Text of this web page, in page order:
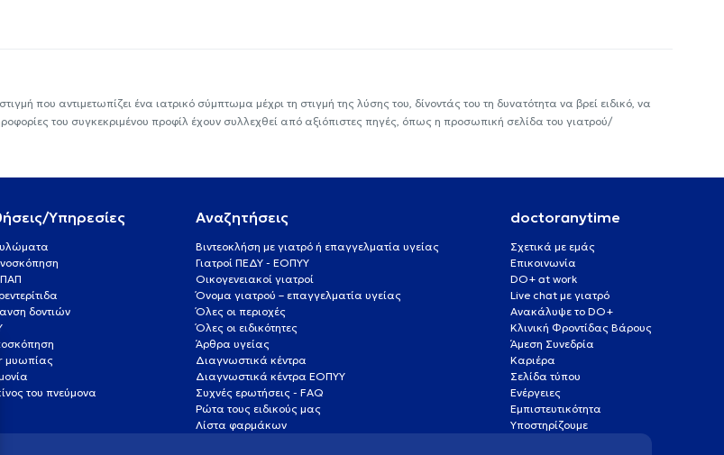
που αντιμετωπίζει ένα ιατρικό σύμπτωμα μέχρι τη στιγμή της λύσης του, δίνοντάς του τη δυνατότητα να βρεί ειδικό, να
του συγκεκριμένου προφίλ έχουν συλλεχθεί από αξιόπιστες πηγές, όπως η προσωπική σελίδα του γιατρού/
Υπηρεσίες
ΠΑΠ
δοντιών
μυωπίας
του πνεύμονα
Αναζητήσεις
Βιντεοκλήση με γιατρό ή επαγγελματία υγείας
Γιατροί ΠΕΔΥ - ΕΟΠΥΥ
Οικογενειακοί γιατροί
Όνομα γιατρού – επαγγελματία υγείας
Όλες οι περιοχές
Όλες οι ειδικότητες
Άρθρα υγείας
Διαγνωστικά κέντρα
Διαγνωστικά κέντρα ΕΟΠΥΥ
Συχνές ερωτήσεις - FAQ
Ρώτα τους ειδικούς μας
Λίστα φαρμάκων
doctoranytime
Σχετικά με εμάς
Επικοινωνία
DO+ at work
Live chat με γιατρό
Ανακάλυψε το DO+
Κλινική Φροντίδας Βάρους
Άμεση Συνεδρία
Καριέρα
Σελίδα τύπου
Ενέργειες
Εμπιστευτικότητα
Υποστηρίζουμε